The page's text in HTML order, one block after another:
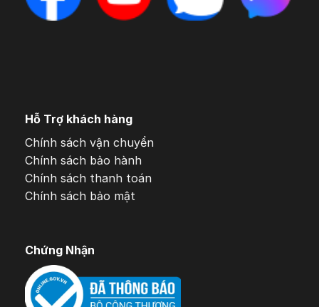
Hỗ Trợ khách hàng
Chính sách vận chuyển
Chính sách bảo hành
Chính sách thanh toán
Chính sách bảo mật
Chứng Nhận